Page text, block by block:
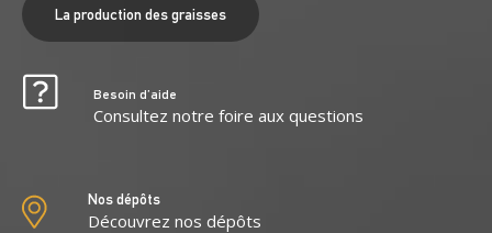
La production des graisses
Besoin d’aide
Consultez notre foire aux questions
Nos dépôts
Découvrez nos dépôts